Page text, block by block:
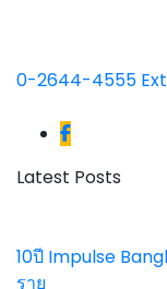
0-2644-4555 Ext.
Latest Posts
10ปี Impulse
ราย